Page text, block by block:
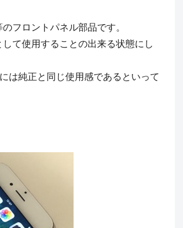
フロントパネル部品です。
て使用することの出来る状態にし
は純正と同じ使用感であるといって